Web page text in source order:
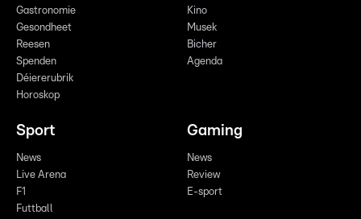
Gastronomie
Gesondheet
Reesen
Spenden
Déiererubrik
Horoskop
Kino
Musek
Bicher
Agenda
Sport
News
Live Arena
F1
Futtball
Gaming
News
Review
E-sport